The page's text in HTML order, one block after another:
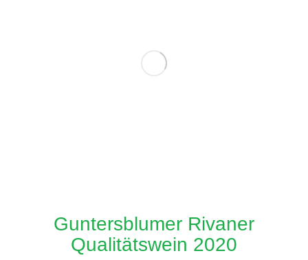
Guntersblumer Rivaner
Qualitätswein 2020